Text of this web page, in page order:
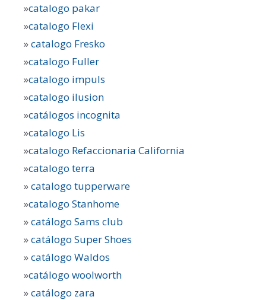
»catalogo pakar
»catalogo Flexi
»catalogo Fresko
»catalogo Fuller
»catalogo impuls
»catalogo ilusion
»catálogos incognita
»catalogo Lis
»catalogo Refaccionaria California
»catalogo terra
»catalogo tupperware
»catalogo Stanhome
»catálogo Sams club
»catálogo Super Shoes
»catálogo Waldos
»catálogo woolworth
»catálogo zara